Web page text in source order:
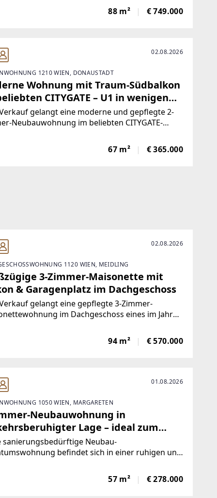
ca. 88 m2- 3 Zimmer- Terrasse ca. 13 m2-
Gasetagenheizung-88 m² € 749.000
02.08.2026
1210 WIEN, DONAUSTADT
Wohnung mit Traum-Südbalkon
CITYGATE – U1 in wenigen
gelangt eine moderne und gepflegte 2-
Neubauwohnung im beliebten CITYGATE-
sich im 3. Obergeschoss und überzeugt durch
Raumaufteilung sowie einen
67 m² € 365.000
02.08.2026
1120 WIEN, MEIDLING
3-Zimmer-Maisonette mit
& Garagenplatz im Dachgeschoss
gelangt eine gepflegte 3-Zimmer-
im Dachgeschoss eines im Jahr
Die Wohnung erstreckt sich über
Ebenen und überzeugt durch ihre großzügige
94 m² € 570.000
01.08.2026
1050 WIEN, MARGARETEN
Neubauwohnung in
Lage – ideal zum
Gestalten
sanierungsbedürftige Neubau-
befindet sich in einer ruhigen und
Die Wohnung bietet ca. 57 m²
und überzeugt durch ihre gut
57 m² € 278.000